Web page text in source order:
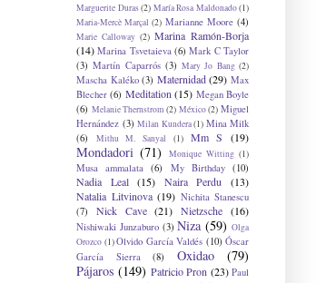
Marguerite Duras(2) María Rosa Maldonado(1)
Maria-Mercè Marçal (2) Marianne Moore (4)
Marie Calloway (2) Marina Ramón-Borja
(14) Marina Tsvetaieva (6) Mark C Taylor
(3) Martín Caparrós (3) Mary Jo Bang (2)
Mascha Kaléko (3) Maternidad (29) Max
Blecher (6) Meditation (15) Megan Boyle
(6) Melanie Thernstrom (2) México (2) Miguel
Hernández (3) Milan Kundera(1) Mina Milk
(6)
Mithu M. Sanyal (1) Mm S (19)
Mondadori (71) Monique Witting (1)
Musa ammalata (6) My Birthday (10)
Nadia Leal (15) Naira Perdu
(13)
Natalia Litvinova (19) Nichita Stanescu
(7)
Nick Cave (21) Nietzsche (16)
Nishiwaki Junzaburo (3) Niza (59) Olga
Orozco (1)Olvido García Valdés (10) Óscar
García Sierra
(8) Oxidao
(79)
Pájaros (149) Patricio Pron (23) Paul